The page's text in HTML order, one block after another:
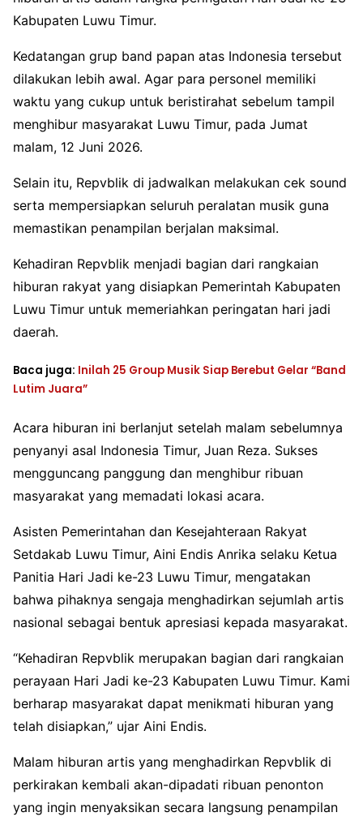
Kabupaten Luwu Timur.
Kedatangan grup band papan atas Indonesia tersebut
dilakukan lebih awal. Agar para personel memiliki
waktu yang cukup untuk beristirahat sebelum tampil
menghibur masyarakat Luwu Timur, pada Jumat
malam, 12 Juni 2026.
Selain itu, Repvblik di jadwalkan melakukan cek sound
serta mempersiapkan seluruh peralatan musik guna
memastikan penampilan berjalan maksimal.
Kehadiran Repvblik menjadi bagian dari rangkaian
hiburan rakyat yang disiapkan Pemerintah Kabupaten
Luwu Timur untuk memeriahkan peringatan hari jadi
daerah.
Baca juga: Inilah 25 Group Musik Siap Berebut Gelar “Band
Lutim Juara”
Acara hiburan ini berlanjut setelah malam sebelumnya
penyanyi asal Indonesia Timur, Juan Reza. Sukses
mengguncang panggung dan menghibur ribuan
masyarakat yang memadati lokasi acara.
Asisten Pemerintahan dan Kesejahteraan Rakyat
Setdakab Luwu Timur, Aini Endis Anrika selaku Ketua
Panitia Hari Jadi ke-23 Luwu Timur, mengatakan
bahwa pihaknya sengaja menghadirkan sejumlah artis
nasional sebagai bentuk apresiasi kepada masyarakat.
“Kehadiran Repvblik merupakan bagian dari rangkaian
perayaan Hari Jadi ke-23 Kabupaten Luwu Timur. Kami
berharap masyarakat dapat menikmati hiburan yang
telah disiapkan,” ujar Aini Endis.
Malam hiburan artis yang menghadirkan Repvblik di
perkirakan kembali akan-dipadati ribuan penonton
yang ingin menyaksikan secara langsung penampilan